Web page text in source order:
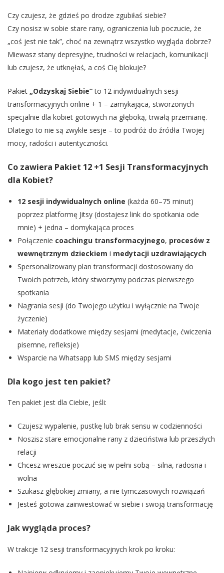
Czy czujesz, że gdzieś po drodze zgubiłaś siebie?
Czy nosisz w sobie stare rany, ograniczenia lub poczucie, że
„coś jest nie tak”, choć na zewnątrz wszystko wygląda dobrze?
Miewasz stany depresyjne, trudności w relacjach, komunikacji
lub czujesz, że utknęłaś, a coś Cię blokuje?
Pakiet „Odzyskaj Siebie”to 12 indywidualnych sesji
transformacyjnych online + 1 – zamykająca, stworzonych
specjalnie dla kobiet gotowych na głęboką, trwałą przemianę.
Dlatego to nie są zwykłe sesje – to podróż do źródła Twojej
mocy, radości i autentyczności.
Co zawiera Pakiet 12 +1 Sesji Transformacyjnych
dla Kobiet?
12 sesji indywidualnych online (każda 60–75 minut)
poprzez platformę Jitsy (dostajesz link do spotkania ode
mnie) + jedna – domykająca proces
Połączenie coachingu transformacyjnego, procesów z
wewnętrznym dzieckiem i medytacji uzdrawiających
Spersonalizowany plan transformacji dostosowany do
Twoich potrzeb, który stworzymy podczas pierwszego
spotkania
Nagrania sesji (do Twojego użytku i wyłącznie na Twoje
życzenie)
Materiały dodatkowe między sesjami (medytacje, ćwiczenia
pisemne, refleksje)
Wsparcie na Whatsapp lub SMS między sesjami
Dla kogo jest ten pakiet?
Ten pakiet jest dla Ciebie, jeśli:
Czujesz wypalenie, pustkę lub brak sensu w codzienności
Noszisz stare emocjonalne rany z dzieciństwa lub przeszłych
relacji
Chcesz wreszcie poczuć się w pełni sobą – silna, radosna i
wolna
Szukasz głębokiej zmiany, a nie tymczasowych rozwiązań
Jesteś gotowa zainwestować w siebie i swoją transformację
Jak wygląda proces?
W trakcje 12 sesji transformacyjnych krok po kroku: